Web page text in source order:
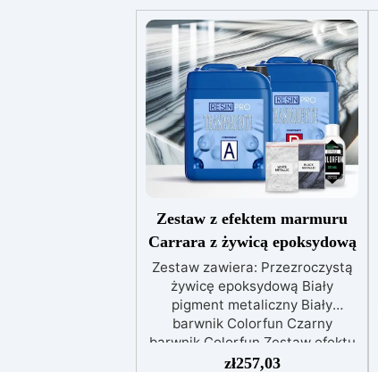
Zestaw z efektem marmuru
Carrara z żywicą epoksydową
Zestaw zawiera: Przezroczystą
żywicę epoksydową Biały
pigment metaliczny Biały
barwnik Colorfun Czarny
barwnik Colorfun Zestaw efektu
marmuru Carrara z żywicą
zł257,03